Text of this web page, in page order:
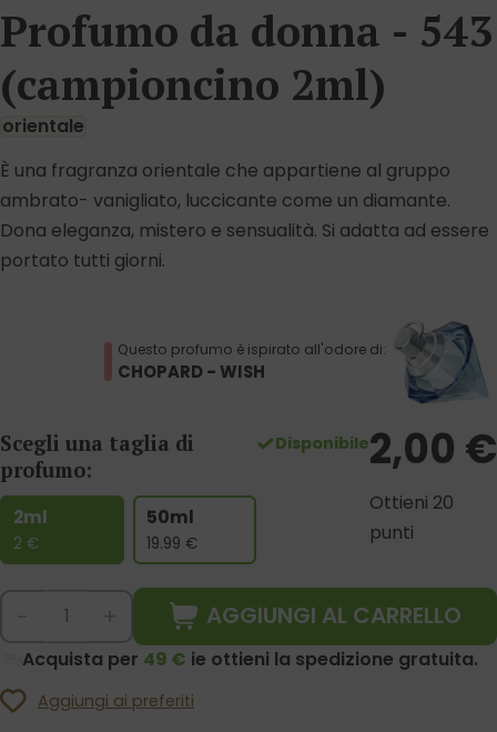
Profumo da donna - 543
(campioncino 2ml)
orientale
È una fragranza orientale che appartiene al gruppo
ambrato- vanigliato, luccicante come un diamante.
Dona eleganza, mistero e sensualità. Si adatta ad essere
portato tutti giorni.
Questo profumo è ispirato all'odore di:
CHOPARD - WISH
Scegli una taglia di
profumo:
2ml
2 €
50ml
19.99 €
Disponibile2,00 €
Ottieni 20
punti
AGGIUNGI AL CARRELLO
Acquista per 49 € ie ottieni la spedizione gratuita.
Aggiungi ai preferiti